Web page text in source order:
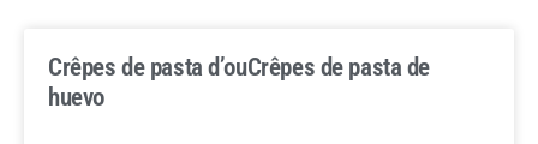
Crêpes de pasta d’ouCrêpes de pasta de
huevo